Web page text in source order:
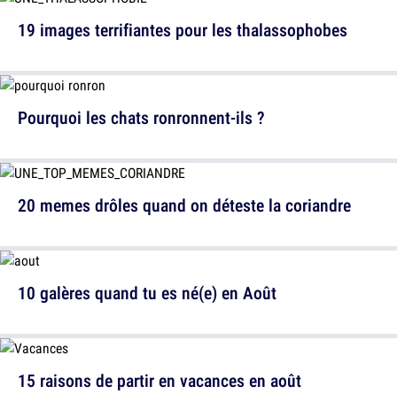
Pourquoi les chats ronronnent-ils ?
10 galères quand tu es né(e) en Août
19 images terrifiantes pour les thalassophobes
20 memes drôles quand on déteste la coriandre
15 raisons de partir en vacances en août